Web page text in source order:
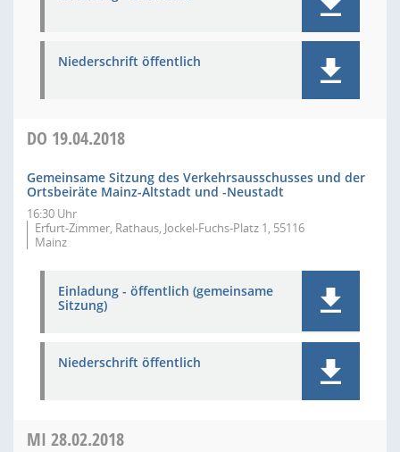
Niederschrift öffentlich
DO 19.04.2018
Gemeinsame Sitzung des Verkehrsausschusses und der
Ortsbeiräte Mainz-Altstadt und -Neustadt
16:30 Uhr
Erfurt-Zimmer, Rathaus, Jockel-Fuchs-Platz 1, 55116
Mainz
Einladung - öffentlich (gemeinsame
Sitzung)
Niederschrift öffentlich
MI 28.02.2018